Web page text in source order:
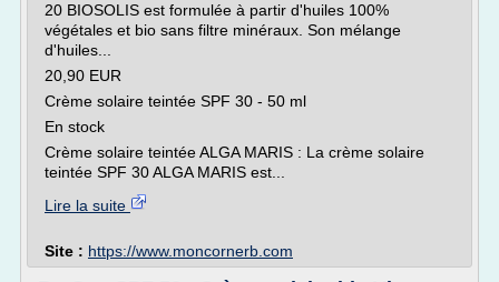
20 BIOSOLIS est formulée à partir d'huiles 100%
végétales et bio sans filtre minéraux. Son mélange
d'huiles...
20,90 EUR
Crème solaire teintée SPF 30 - 50 ml
En stock
Crème solaire teintée ALGA MARIS : La crème solaire
teintée SPF 30 ALGA MARIS est...
Lire la suite
Site : https://www.moncornerb.com